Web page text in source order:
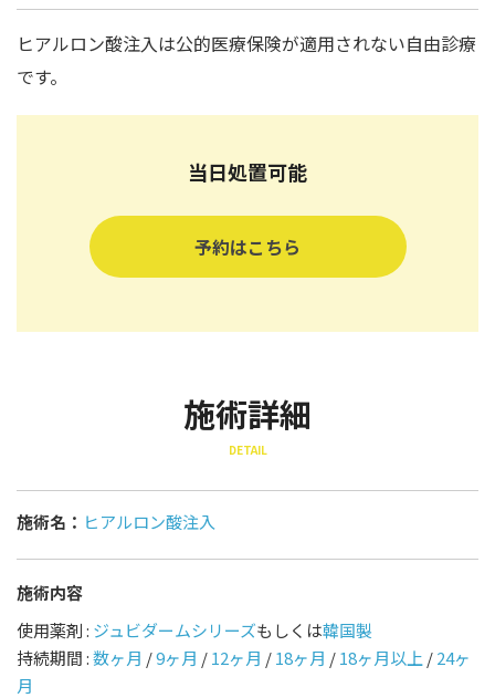
ヒアルロン酸注入は公的医療保険が適用されない自由診療
です。
当日処置可能
予約はこちら
施術詳細
DETAIL
施術名： ヒアルロン酸注入
施術内容
使用薬剤 : ジュビダームシリーズもしくは韓国製
持続期間 :数ヶ月 /9ヶ月 /12ヶ月 /18ヶ月 /18ヶ月以上 /24ヶ
月